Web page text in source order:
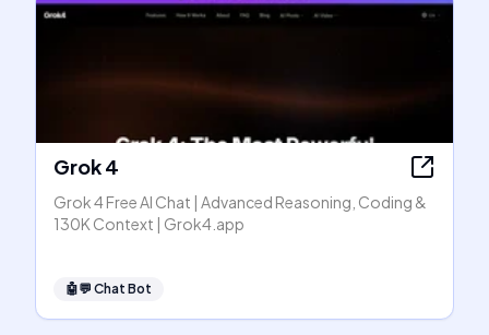
Grok 4
Grok 4 Free AI Chat | Advanced Reasoning, Coding &
130K Context | Grok4.app
🤖💬 Chat Bot